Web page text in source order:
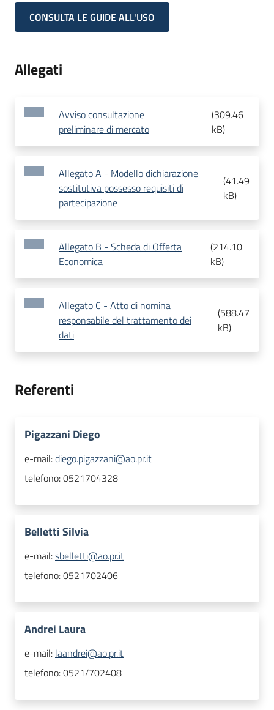
CONSULTA LE GUIDE ALL'USO
Allegati
Avviso consultazione
preliminare di mercato
(309.46
kB)
Allegato A - Modello dichiarazione
sostitutiva possesso requisiti di
partecipazione
(41.49
kB)
Allegato B - Scheda di Offerta
Economica
(214.10
kB)
Allegato C - Atto di nomina
responsabile del trattamento dei
dati
(588.47
kB)
Referenti
Pigazzani Diego
e-mail:diego.pigazzani@ao.pr.it
telefono:0521704328
Belletti Silvia
e-mail:sbelletti@ao.pr.it
telefono:0521702406
Andrei Laura
e-mail: laandrei@ao.pr.it
telefono:0521/702408